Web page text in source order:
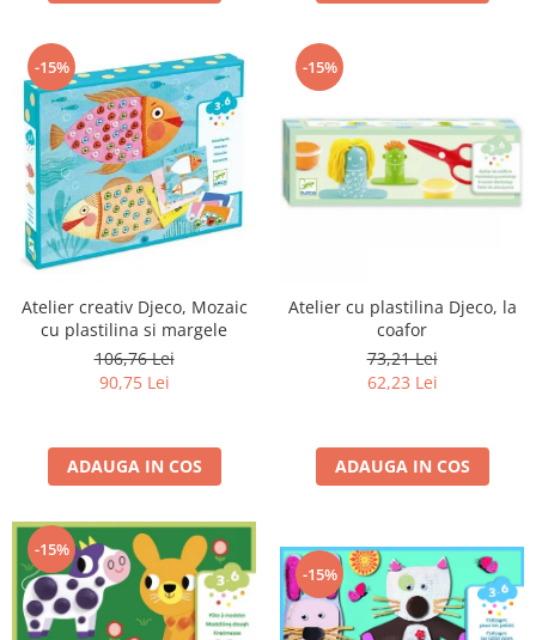
-15%
Atelier creativ Djeco, Mozaic
cu plastilina si margele
106,76 Lei
90,75 Lei
ADAUGA IN COS
-15%
Atelier cu plastilina Djeco, la
coafor
73,21 Lei
62,23 Lei
ADAUGA IN COS
-15%
-15%